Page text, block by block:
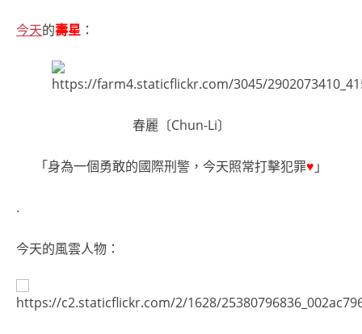
今天的壽星 ：
春麗〔Chun-Li〕
「身為一個勇敢的國際刑警，今天照常打擊犯罪♥ 」
.
今天的風雲人物：